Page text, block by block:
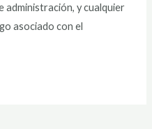
administración, y cualquier
asociado con el